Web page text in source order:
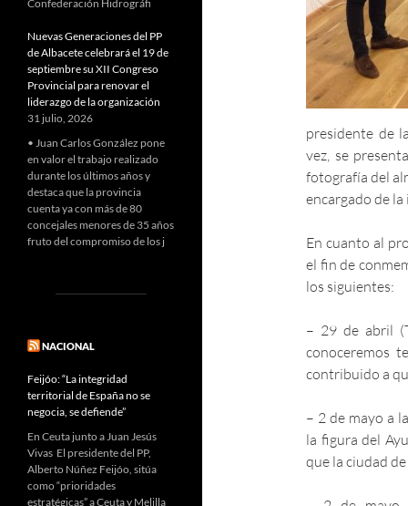
presidente de
vez, se
fotografía del
encargado de
En cuanto al
el fin de
los siguientes:
– 29 de abril
conoceremos
contribuido a
– 2 de mayo a
la figura del
que la ciudad
Confederación Hidrográfi
Nuevas Generaciones del PP
de Albacete celebrará el 19 de
septiembre su XII Congreso
Provincial para renovar el
liderazgo de la organización
31 julio, 2026
• Juan Carlos González pone
en valor el trabajo realizado
durante los últimos años y
destaca que la provincia
cuenta ya con más de 80
concejales menores de 35 años
fruto del compromiso de los j
NACIONAL
Feijóo: “La integridad
territorial de España no se
negocia, se defiende”
En Ceuta junto a Juan Jesús
Vivas El presidente del PP,
Alberto Núñez Feijóo, sitúa
como “prioridades
estratégicas” a Ceuta y Melilla